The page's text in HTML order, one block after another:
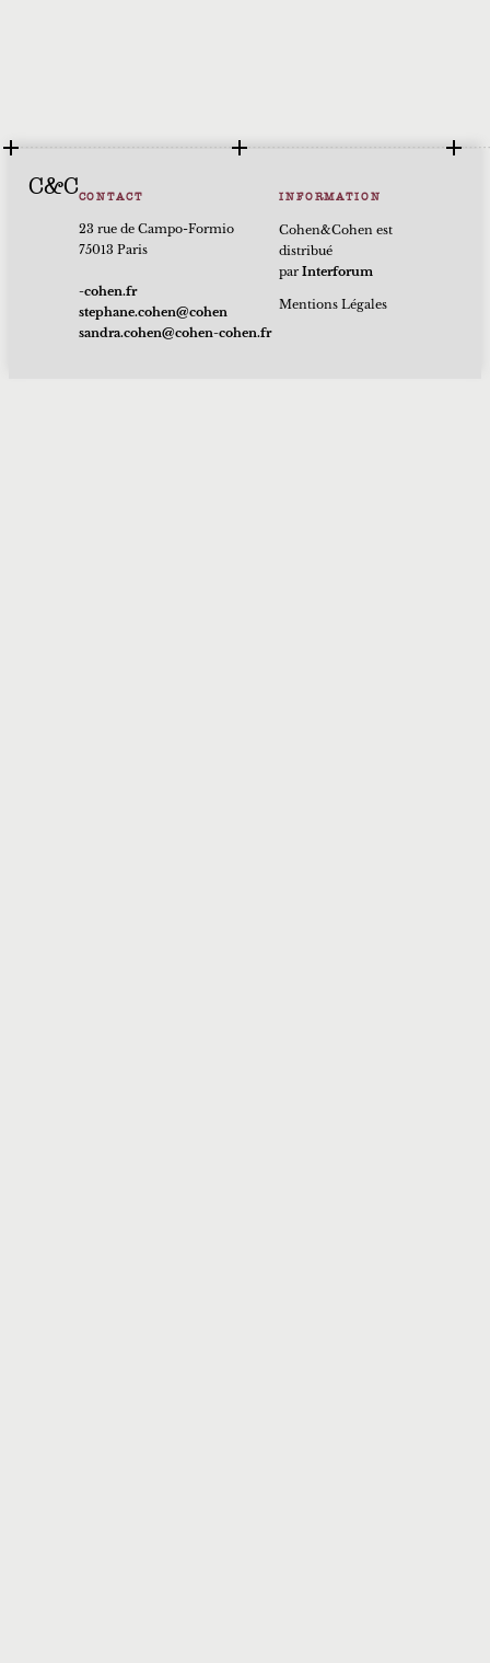
C&CCONTACT
23 rue de Campo-Formio
75013 Paris
rf.nehoc-
nehoc@nehoc.enahpets
rf.nehoc-nehoc@nehoc.ardnas
INFORMATION
Cohen&Cohen est
distribué
parInterforum
Mentions Légales